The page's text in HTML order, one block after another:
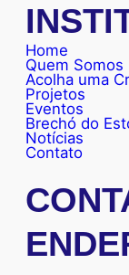
Home
Quem Somos
Acolha uma
Projetos
Eventos
Brechó do
Notícias
Contato